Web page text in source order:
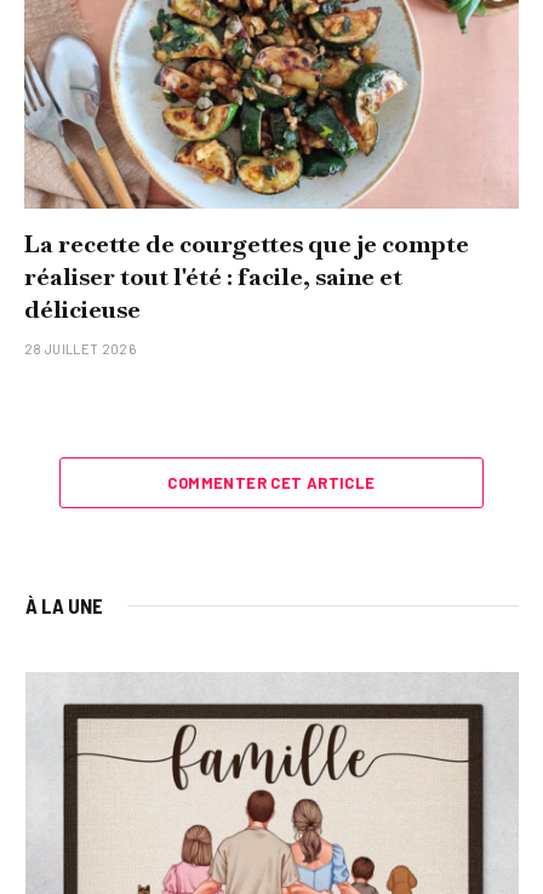
La recette de courgettes que je compte
réaliser tout l'été : facile, saine et
délicieuse
28 JUILLET 2026
COMMENTER CET ARTICLE
À LA UNE